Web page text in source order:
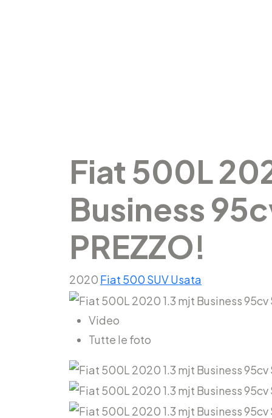
Fiat 500L
Business
PREZZO!
2020 Fiat 500 SUVUsata
Video
Tutte le foto